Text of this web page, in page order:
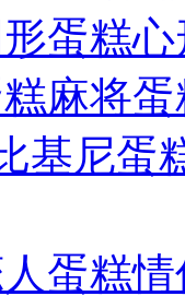
蛋糕心
麻将
基尼蛋
蛋糕情